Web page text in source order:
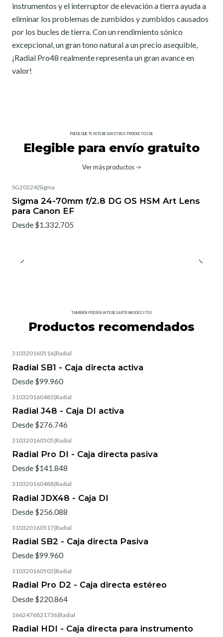
instrumentos y el interruptor de elevación a tierra ayuda a
eliminar los problemas de zumbidos y zumbidos causados
por los bucles de tierra. Con un rendimiento sónico
excepcional, un gran tono natural a un precio asequible,
¡Radial Pro48 realmente representa un gran avance en
valor!
PUEDE QUE TE INTERESEN OTROS PRODUCTOS DE
Elegible para envío gratuito
Ver más productos
SG20224|Sigma
Sigma 24-70mm f/2.8 DG OS HSM Art Lens
para Canon EF
Desde $1.332.705
TAMBIÉN PODRÍA INTERESARTE UNO DE ESTOS
Productos recomendados
310320160516|Radial
Radial SB1 - Caja directa activa
Desde $99.960
310320160483 |Radial
Radial J48 - Caja DI activa
Desde $276.746
310320160505 |Radial
Radial Pro DI - Caja directa pasiva
Desde $141.848
310320160488|Radial
Radial JDX48 - Caja DI
Desde $256.088
310320160517|Radial
Radial SB2 - Caja directa Pasiva
Desde $99.960
310320160503 |Radial
Radial Pro D2 - Caja directa estéreo
Desde $220.864
1662476821736|Radial
Radial HDI - Caja directa para instrumento